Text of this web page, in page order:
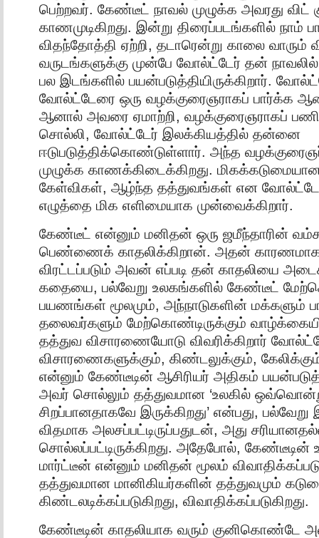
பெற்றவர். கேண்டீட் நாவல் முழுக்க அவரது
காணமுடிகிறது. இன்று திரைப்படங்களில் நாம்
விதந்தோத்தி ஏற்றி, தடாரென்று காலை வாரும்
வருடங்களுக்கு முன்பே வோல்ட்டேர் தன்
பல இடங்களில் பயன்படுத்தியிருக்கிறார்.
வோல்ட்டேரை ஒரு வழக்குரைஞராகப் பார்க்க
ஆனால் அவரை ஏமாற்றி, வழக்குரைஞராகப்
சொல்லி, வோல்ட்டேர் இலக்கியத்தில் தன்னை
ஈடுபடுத்திக்கொண்டுள்ளார். அந்த
முழுக்க காணக்கிடைக்கிறது.
கேள்விகள், ஆழ்ந்த தத்துவங்கள் என
எழுத்தை மிக எளிமையாக முன்வைக்கிறார்.
கேண்டீட் என்னும் மனிதன் ஒரு ஜமீந்தாரின்
பெண்ணைக் காதலிக்கிறான். அதன் காரணமாக
விரட்டப்படும் அவன் எப்படி தன் காதலியை
கதையை, பல்வேறு உலகங்களில் கேண்டீட்
பயணங்கள் மூலமும், அந்நாடுகளின் மக்களும்
தலைவர்களும் மேற்கொண்டிருக்கும்
தத்துவ விசாரணையோடு விவரிக்கிறார்
விசாரணைகளுக்கும், கிண்டலுக்கும்,
என்னும் கேண்டீடின் ஆசிரியர் அதிகம்
அவர் சொல்லும் தத்துவமான ‘உலகில்
சிறப்பானதாகவே இருக்கிறது’ என்பது,
விதமாக அலசப்பட்டிருப்பதுடன், அது
சொல்லப்பட்டிருக்கிறது. அதேபோல், கேண்டீடின்
மார்ட்டீன் என்னும் மனிதன் மூலம்
தத்துவமான மானிகியர்களின் தத்துவமும்
கிண்டலடிக்கப்படுகிறது, விவாதிக்கப்படுகிறது.
கேண்டீடின் காதலியாக வரும் குனிகொண்டே